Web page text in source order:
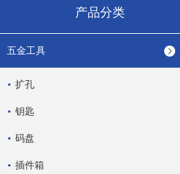
产品分类
五金工具
扩孔
钥匙
码盘
插件箱